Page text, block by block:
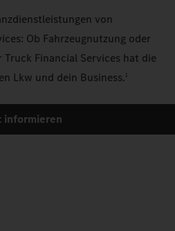
von
Ob Fahrzeugnutzung oder
Truck Financial Services hat die
Lkw und dein Business.1
informieren